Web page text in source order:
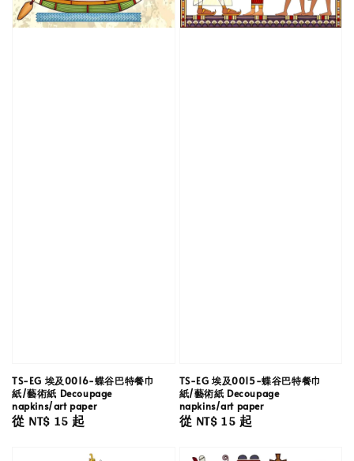
TS-EG 埃及0016-蝶谷巴特餐巾
紙/藝術紙 Decoupage
napkins/art paper
Regular
從 NT$ 15起
TS-EG 埃及0015-蝶谷巴特餐巾
紙/藝術紙 Decoupage
napkins/art paper
Regular
從 NT$ 15起